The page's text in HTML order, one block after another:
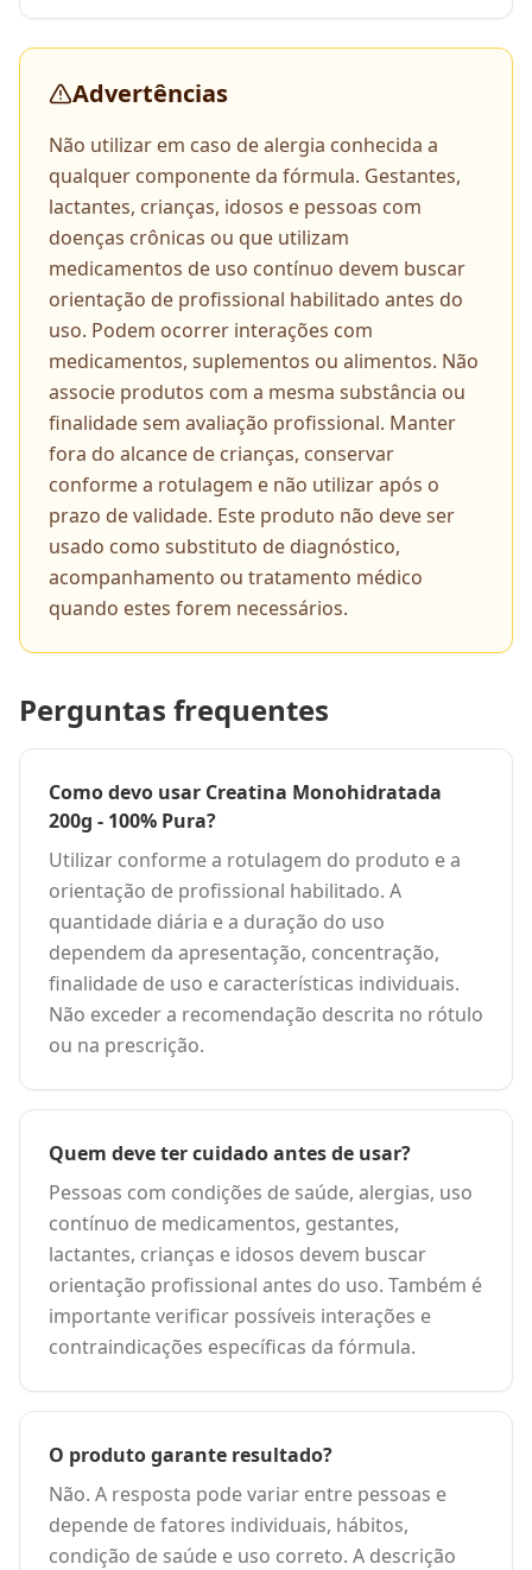
Advertências
Não utilizar em caso de alergia conhecida a
qualquer componente da fórmula. Gestantes,
lactantes, crianças, idosos e pessoas com
doenças crônicas ou que utilizam
medicamentos de uso contínuo devem buscar
orientação de profissional habilitado antes do
uso. Podem ocorrer interações com
medicamentos, suplementos ou alimentos. Não
associe produtos com a mesma substância ou
finalidade sem avaliação profissional. Manter
fora do alcance de crianças, conservar
conforme a rotulagem e não utilizar após o
prazo de validade. Este produto não deve ser
usado como substituto de diagnóstico,
acompanhamento ou tratamento médico
quando estes forem necessários.
Perguntas frequentes
Como devo usar Creatina Monohidratada
200g - 100% Pura?
Utilizar conforme a rotulagem do produto e a
orientação de profissional habilitado. A
quantidade diária e a duração do uso
dependem da apresentação, concentração,
finalidade de uso e características individuais.
Não exceder a recomendação descrita no rótulo
ou na prescrição.
Quem deve ter cuidado antes de usar?
Pessoas com condições de saúde, alergias, uso
contínuo de medicamentos, gestantes,
lactantes, crianças e idosos devem buscar
orientação profissional antes do uso. Também é
importante verificar possíveis interações e
contraindicações específicas da fórmula.
O produto garante resultado?
Não. A resposta pode variar entre pessoas e
depende de fatores individuais, hábitos,
condição de saúde e uso correto. A descrição